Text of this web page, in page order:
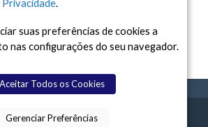
TERMOS CONTATO SPACE TODAY
.
suas preferências de cookies a
nas configurações do seu navegador.
Aceitar Todos os Cookies
Gerenciar Preferências